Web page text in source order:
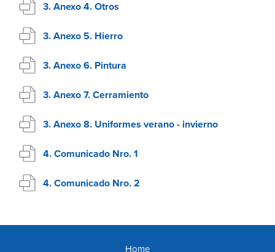
3. Anexo 4. Otros
3. Anexo 5. Hierro
3. Anexo 6. Pintura
3. Anexo 7. Cerramiento
3. Anexo 8. Uniformes verano - invierno
4. Comunicado Nro. 1
4. Comunicado Nro. 2
Home